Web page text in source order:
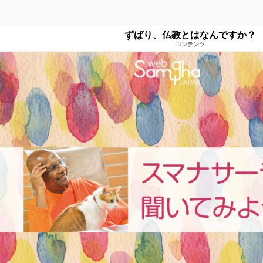
ずばり、仏教とはなんですか？
コンテンツ